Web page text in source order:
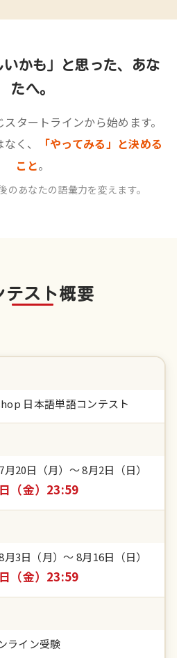
いかも」と思った、あな
たへ。
タートラインから始めます。
く、
「やってみる」と決める
こと。
のあなたの語彙力を変えます。
テスト概要
日本語単語コンテスト
20日（月）〜 8月2日（日）
（金）23:59
3日（月）〜 8月16日（日）
（金）23:59
ライン受験